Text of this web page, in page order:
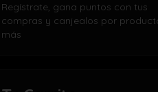
Regístrate, gana puntos con tus
compras y canjealos por
más